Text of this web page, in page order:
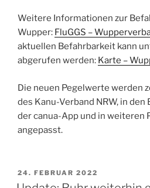
Weitere Informationen zur
Wupper: FluGGS –
aktuellen Befahrbarkeit kann
abgerufen werden: Karte –
Die neuen Pegelwerte werden
des Kanu-Verband NRW, in
der canua-App und in weiteren
angepasst.
VERÖFFENTLICHT
AM
24. FEBRUAR 2022